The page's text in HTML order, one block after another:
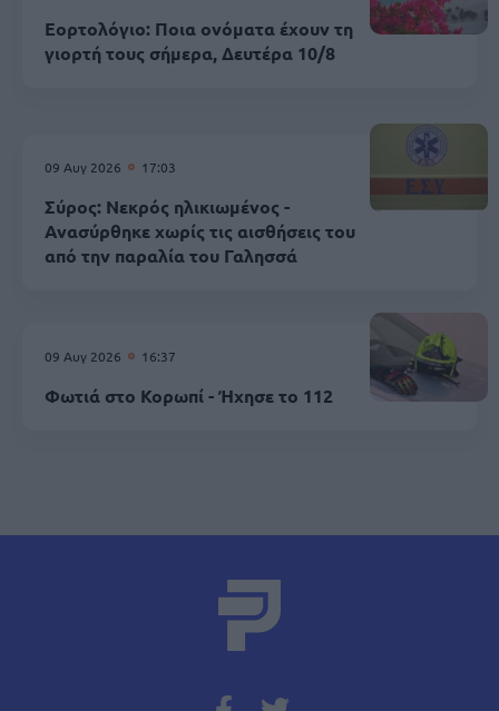
Εορτολόγιο: Ποια ονόματα έχουν τη
γιορτή τους σήμερα, Δευτέρα 10/8
09 Αυγ 2026 17:03
Σύρος: Νεκρός ηλικιωμένος -
Ανασύρθηκε χωρίς τις αισθήσεις του
από την παραλία του Γαλησσά
09 Αυγ 2026 16:37
Φωτιά στο Κορωπί - Ήχησε το 112